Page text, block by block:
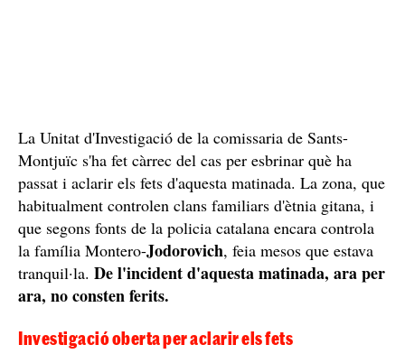
La Unitat d'Investigació de la comissaria de Sants-
Montjuïc s'ha fet càrrec del cas per esbrinar què ha
passat i aclarir els fets d'aquesta matinada. La zona, que
habitualment controlen clans familiars d'ètnia gitana, i
que segons fonts de la policia catalana encara controla
la família Montero-Jodorovich, feia mesos que estava
tranquil·la. De l'incident d'aquesta matinada, ara per
ara, no consten ferits.
Investigació oberta per aclarir els fets